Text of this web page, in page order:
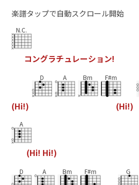
楽譜タップで自動スクロール開始
N.C.
コングラチュ レーショ ン!
(Hi!)
D A Bm F#m
(Hi!)
A
(Hi! Hi!)
D A Bm F#m G